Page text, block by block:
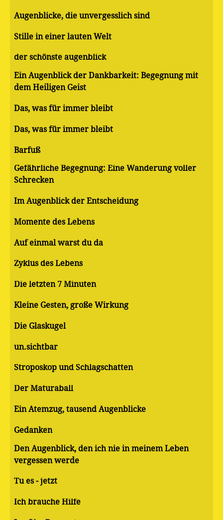
Augenblicke, die unvergesslich sind
Stille in einer lauten Welt
der schönste augenblick
Ein Augenblick der Dankbarkeit: Begegnung mit
dem Heiligen Geist
Das, was für immer bleibt
Das, was für immer bleibt
Barfuß
Gefährliche Begegnung: Eine Wanderung voller
Schrecken
Im Augenblick der Entscheidung
Momente des Lebens
Auf einmal warst du da
Zyklus des Lebens
Die letzten 7 Minuten
Kleine Gesten, große Wirkung
Die Glaskugel
un.sichtbar
Stroposkop und Schlagschatten
Der Maturaball
Ein Atemzug, tausend Augenblicke
Gedanken
Den Augenblick, den ich nie in meinem Leben
vergessen werde
Tu es - jetzt
Ich brauche Hilfe